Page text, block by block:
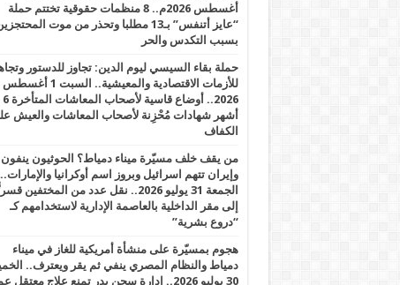
أغسطس 2026م.. 8 منظمات حقوقية تختتم حملة
“عايز أتنفس” بـ13 مطلبا وتحذر من موت
بسبب التكدس والحر
حملة بقاء السيسي ليوم الدين: تجاوز للدستور
للأزمات الاقتصادية والمعيشية.. السبت 1 أغسطس
2026.. أوضاع قاسية لأصحاب المعاشات المتأخرة 6
أشهر شهادات مُحْزِنة لأصحاب المعاشات والعيش
الكفاف
من يقف خلف مسيّرة ميناء دمياط؟ الحوثيون ينفون
وإيران تتهم اسرائيل وبروز اسم أوكرانيا والإمارات..
الجمعة 31 يوليو 2026.. نقل عدد من المختفين
إلى مقر الداخلية بالعاصمة الإدارية لاستخدامهم كـ
“دروع بشرية”
هجوم بمسيّرة على منشأة أمريكية للغاز في ميناء
دمياط والنظام المصري ينفي ثم يقر ويعترف..
30 يوليو 2026.. إدارة سجن بدر تمنع علاج معتقل